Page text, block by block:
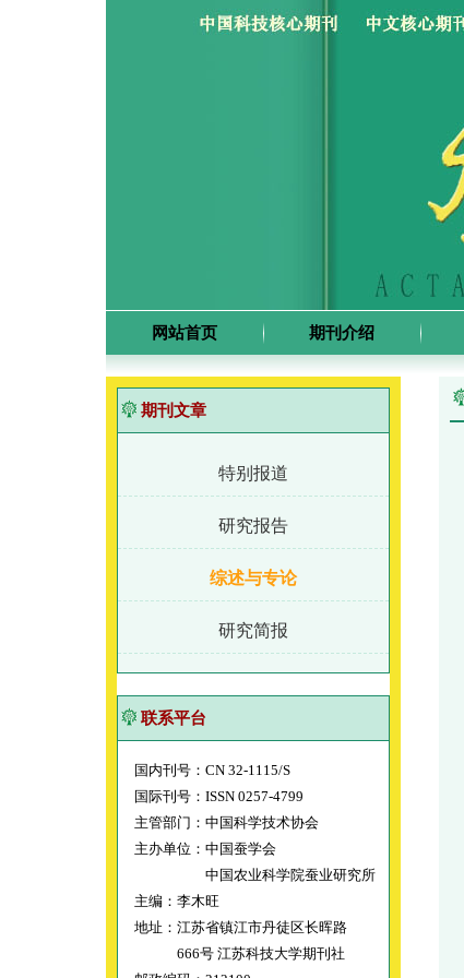
网站首页 期刊介绍
期刊文章
特别报道
研究报告
综述与专论
研究简报
联系平台
国内刊号：CN 32-1115/S
国际刊号：ISSN 0257-4799
主管部门：中国科学技术协会
主办单位：中国蚕学会
中国农业科学院蚕业研究所
主编：李木旺
地址：江苏省镇江市丹徒区长晖路
666号 江苏科技大学期刊社